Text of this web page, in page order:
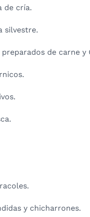
de cría.
silvestre.
de carne y
y chicharrones.